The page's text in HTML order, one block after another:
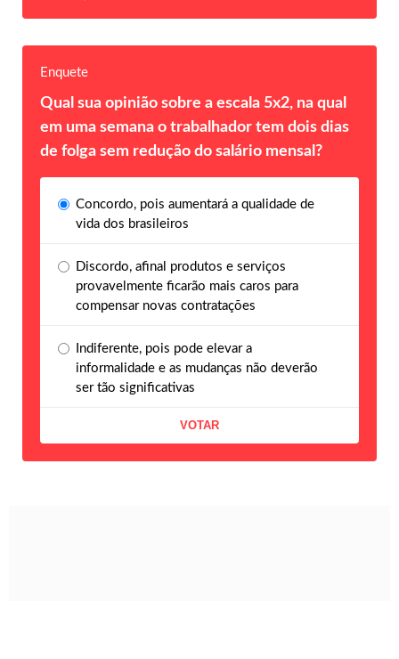
Enquete
Qual sua opinião sobre a escala 5x2, na qual
em uma semana o trabalhador tem dois dias
de folga sem redução do salário mensal?
Concordo, pois aumentará a qualidade de
vida dos brasileiros
Discordo, afinal produtos e serviços
provavelmente ficarão mais caros para
compensar novas contratações
Indiferente, pois pode elevar a
informalidade e as mudanças não deverão
ser tão significativas